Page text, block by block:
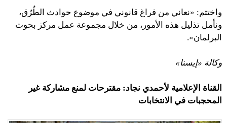
واختتم: «نعاني من فراغ قانوني في موضوع حوادث الطُرُق،
ونأمل تذليل هذه الأمور، من خلال مجموعة عمل مركز بحوث
البرلمان».
وكالة «إيسنا»
القناة الإعلامية لأحمدي نجاد: مقترحات لمنع مشاركة غير
المحجبات في الانتخابات